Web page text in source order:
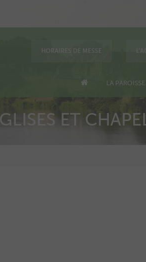
HORAIRES DE MESSE
LA PAROISSE
ET